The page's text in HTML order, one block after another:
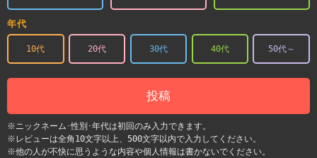
年代
10代 20代 30代 40代 50代～
投稿
※ニックネーム･性別･年代は初回のみ入力できます。
※レビューは全角10文字以上、500文字以内で入力してください。
※他の人が不快に思うような内容や個人情報は書かないでください。